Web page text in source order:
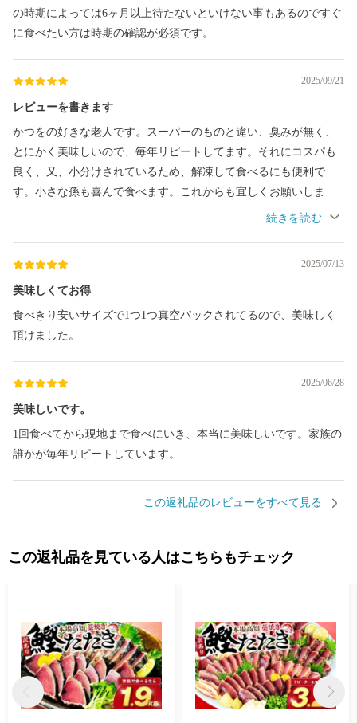
の時期によっては6ヶ月以上待たないといけない事もあるのですぐ
に食べたい方は時期の確認が必須です。
2025/09/21
レビューを書きます
かつをの好きな老人です。スーパーのものと違い、臭みが無く、
とにかく美味しいので、毎年リピートしてます。それにコスパも
良く、又、小分けされているため、解凍して食べるにも便利で
す。小さな孫も喜んで食べます。これからも宜しくお願いしま
2025/07/13
美味しくてお得
食べきり安いサイズで1つ1つ真空パックされてるので、美味しく
頂けました。
2025/06/28
美味しいです。
1回食べてから現地まで食べにいき、本当に美味しいです。家族の
誰かが毎年リピートしています。
この返礼品のレビューをすべて見る
この返礼品を見ている人はこちらもチェック